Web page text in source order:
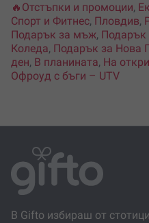
🔥Отстъпки и промоции,
Спорт и Фитнес, Пловдив,
Подарък за мъж, Подарък
Коледа, Подарък за Нова
ден, В планината, На
Офроуд с бъги – UTV
В Gifto избираш от